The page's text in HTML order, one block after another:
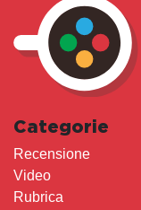
Categorie
Recensione
Video
Rubrica